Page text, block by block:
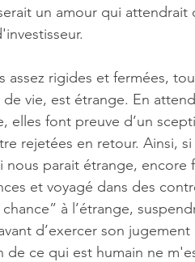
un amour qui attendrait
assez rigides et fermées,
vie, est étrange. En
elles font preuve d’un
rejetées en retour. Ainsi,
nous parait étrange,
et voyagé dans des
à l’étrange,
d’exercer son
de ce qui est humain ne